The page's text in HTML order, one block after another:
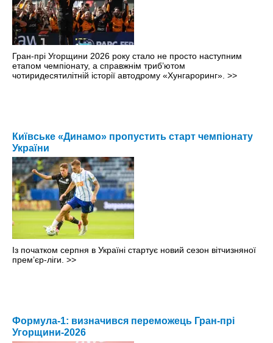
Гран-прі Угорщини 2026 року стало не просто наступним
етапом чемпіонату, а справжнім триб’ютом
чотиридесятилітній історії автодрому «Хунгароринг». >>
Київське «Динамо» пропустить старт чемпіонату
України
Із початком серпня в Україні стартує новий сезон вітчизняної
прем’єр-ліги. >>
Формула-1: визначився переможець Гран-прі
Угорщини-2026